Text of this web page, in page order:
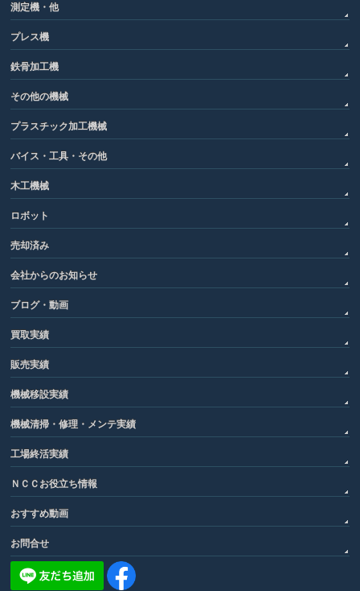
測定機・他
プレス機
鉄骨加工機
その他の機械
プラスチック加工機械
バイス・工具・その他
木工機械
ロボット
売却済み
会社からのお知らせ
ブログ・動画
買取実績
販売実績
機械移設実績
機械清掃・修理・メンテ実績
工場終活実績
ＮＣＣお役立ち情報
おすすめ動画
お問合せ